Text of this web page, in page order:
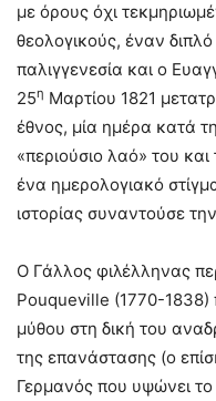
με όρους όχι
θεολογικούς, έναν
παλιγγενεσία και ο
25η Μαρτίου 1821
έθνος, μία ημέρα κατά
«περιούσιο λαό» του
ένα ημερολογιακό
ιστορίας συναντούσε
Ο Γάλλος φιλέλληνας
Pouqueville (1770-1838)
μύθου στη δική του
της επανάστασης (ο
Γερμανός που υψώνει